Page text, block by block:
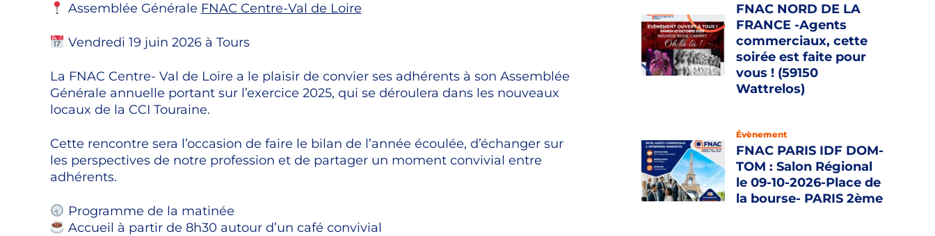
Assemblée Générale FNAC Centre-Val de Loire
Vendredi 19 juin 2026 à Tours
La FNAC Centre- Val de Loire a le plaisir de convier ses adhérents à son Assemblée
Générale annuelle portant sur l’exercice 2025, qui se déroulera dans les nouveaux
locaux de la CCI Touraine.
Cette rencontre sera l’occasion de faire le bilan de l’année écoulée, d’échanger sur
les perspectives de notre profession et de partager un moment convivial entre
adhérents.
Programme de la matinée
Accueil à partir de 8h30 autour d’un café convivial
FNAC NORD DE LA
FRANCE -Agents
commerciaux, cette
soirée est faite pour
vous ! (59150
Wattrelos)
Évènement
FNAC PARIS IDF DOM-
TOM : Salon Régional
le 09-10-2026-Place de
la bourse- PARIS 2ème